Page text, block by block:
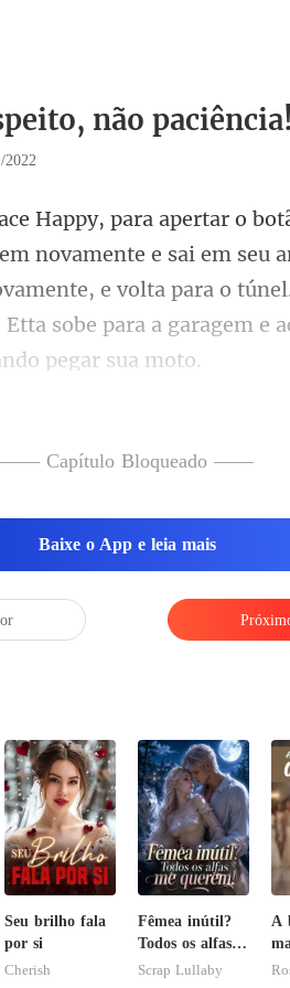
não paciência!
2022
e sai em seu
e volta para o
—— Capítulo Bloqueado ——
Baixe o App e leia mais
Seu brilho fala
por si
Cherish
Fêmea inútil?
Todos os alfas
me querem!
Scrap Lullaby
A